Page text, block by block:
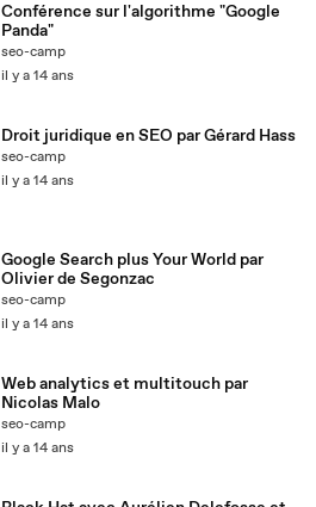
Conférence sur l'algorithme "Google
Panda"
seo-camp
il y a 14 ans
Droit juridique en SEO par Gérard Hass
seo-camp
il y a 14 ans
Google Search plus Your World par
Olivier de Segonzac
seo-camp
il y a 14 ans
Web analytics et multitouch par
Nicolas Malo
seo-camp
il y a 14 ans